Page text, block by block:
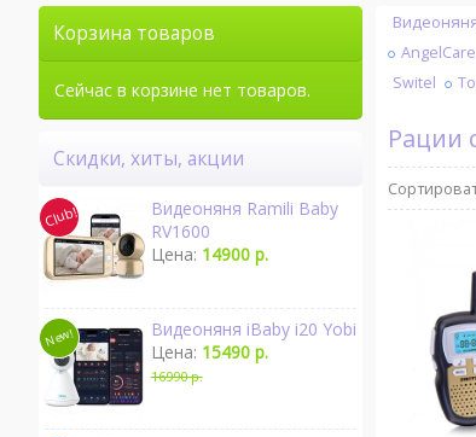
AngelCare
Switel
Корзина товаров
Сейчас в корзине нет товаров.
Скидки, хиты, акции
Видеоняня Ramili Baby
RV1600
Цена: 14900 р.
Видеоняня iBaby i20 Yobi
Цена: 15490 р.
16990 р.